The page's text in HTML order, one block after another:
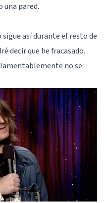
una pared.
sigue así durante el resto de
decir que he fracasado.
no se